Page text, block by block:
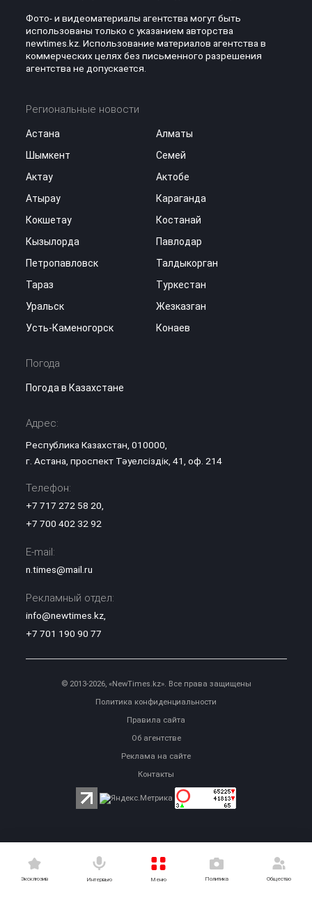
Эксклюзив Интервью Меню Политика Общество
Фото- и видеоматериалы агентства могут быть
использованы только с указанием авторства
newtimes.kz. Использование материалов агентства в
коммерческих целях без письменного разрешения
агентства не допускается.
Региональные новости
Астана
Алматы
Шымкент
Семей
Актау
Актобе
Атырау
Караганда
Кокшетау
Костанай
Кызылорда
Павлодар
Петропавловск
Талдыкорган
Тараз
Туркестан
Уральск
Жезказган
Усть-Каменогорск
Конаев
Погода
Погода в Казахстане
Адрес:
Республика Казахстан, 010000,
г. Астана, проспект Тәуелсіздік, 41, оф. 214
Телефон:
+7 717 272 58 20,
+7 700 402 32 92
E-mail:
n.times@mail.ru
Рекламный отдел:
info@newtimes.kz,
+7 701 190 90 77
© 2013-2026, «NewTimes.kz». Все права защищены
Политика конфиденциальности
Правила сайта
Об агентстве
Реклама на сайте
Контакты